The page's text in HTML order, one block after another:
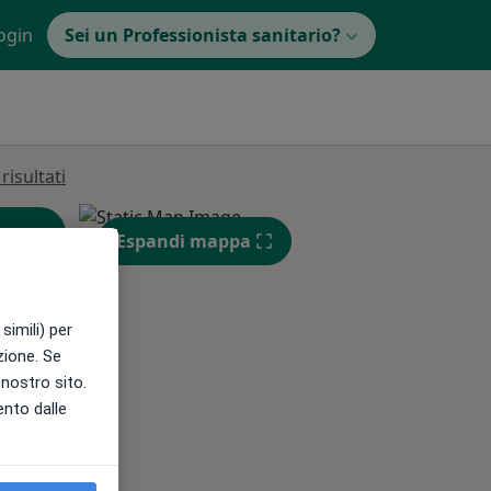
Sei un Professionista sanitario?
Mar,
11 Ago
Espandi mappa
per
Se
sito.
dalle